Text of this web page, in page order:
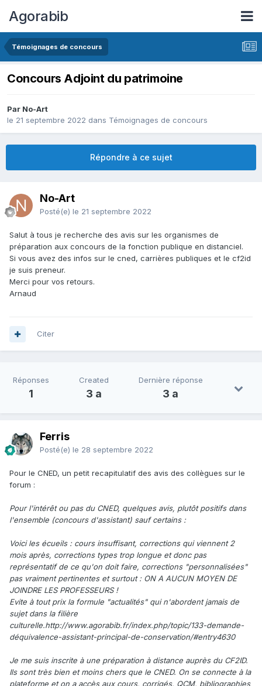
Agorabib
Témoignages de concours
Concours Adjoint du patrimoine
Par No-Art
le 21 septembre 2022 dans Témoignages de concours
Répondre à ce sujet
No-Art
Posté(e) le 21 septembre 2022
Salut à tous je recherche des avis sur les organismes de
préparation aux concours de la fonction publique en distanciel.
Si vous avez des infos sur le cned, carrières publiques et le cf2id
je suis preneur.
Merci pour vos retours.
Arnaud
Citer
Réponses
1
Created
3 a
Dernière réponse
3 a
Ferris
Posté(e) le 28 septembre 2022
Pour le CNED, un petit recapitulatif des avis des collègues sur le
forum :
Pour l'intérêt ou pas du CNED, quelques avis, plutôt positifs dans
l'ensemble (concours d'assistant) sauf certains :
Voici les écueils : cours insuffisant, corrections qui viennent 2
mois après, corrections types trop longue et donc pas
représentatif de ce qu'on doit faire, corrections "personnalisées"
pas vraiment pertinentes et surtout : ON A AUCUN MOYEN DE
JOINDRE LES PROFESSEURS !
Evite à tout prix la formule "actualités" qui n'abordent jamais de
sujet dans la filière
culturelle.http://www.agorabib.fr/index.php/topic/133-demande-
déquivalence-assistant-principal-de-conservation/#entry4630
Je me suis inscrite à une préparation à distance auprès du CF2ID.
Ils sont très bien et moins chers que le CNED. On se connecte à la
plateforme et on a accès aux cours, corrigés, QCM, bibliographies